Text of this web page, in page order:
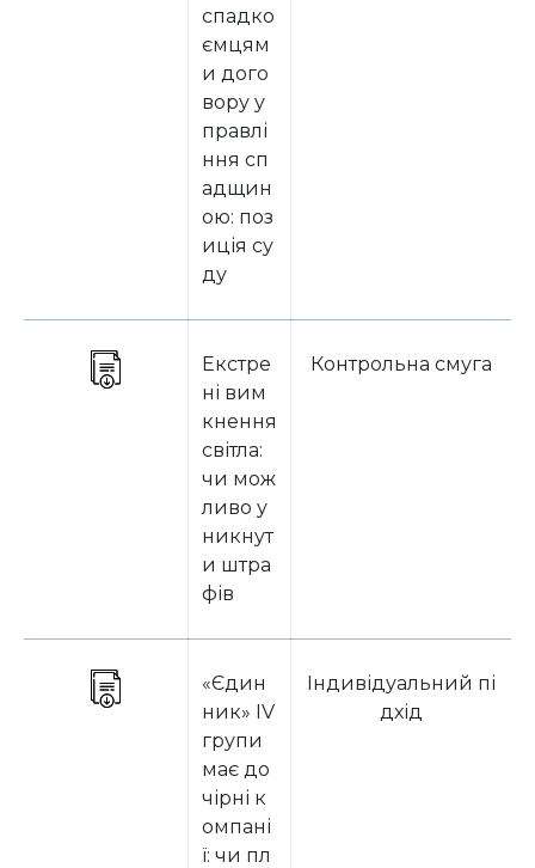
спадко
ємцям
и дого
вору у
правлі
ння сп
адщин
ою: поз
иція су
ду
Екстре
ні вим
кнення
світла:
чи мож
ливо у
никнут
и штра
фів
Контрольна смуга
«Єдин
ник» IV
групи
має до
чірні к
омпані
ї: чи пл
Індивідуальний пі
дхід